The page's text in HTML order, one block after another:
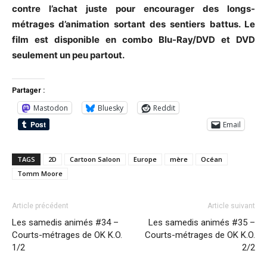
contre l’achat juste pour encourager des longs-
métrages d’animation sortant des sentiers battus. Le
film est disponible en combo Blu-Ray/DVD et DVD
seulement un peu partout.
Partager :
Mastodon Bluesky
Reddit
Email
TAGS 2D Cartoon Saloon Europe mère
Océan
Tomm Moore
Article précédent
Les samedis animés #34 –
Courts-métrages de OK K.O.
1/2
Article suivant
Les samedis animés #35 –
Courts-métrages de OK K.O.
2/2